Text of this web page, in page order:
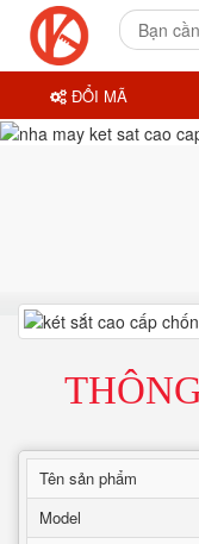
Tên sản phẩm
Model
ĐỔI MÃ